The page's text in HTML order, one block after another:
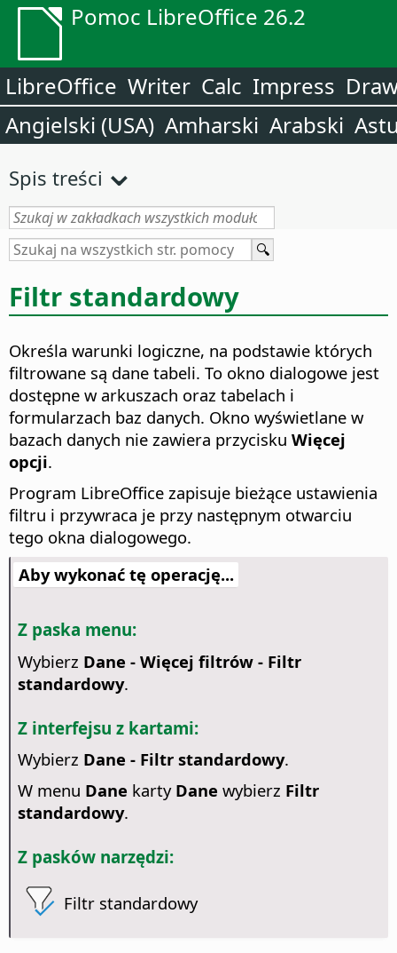
Pomoc LibreOffice 26.2
LibreOffice Writer Calc Impress
Angielski (USA) Amharski Arabski
Spis treści
Filtr standardowy
Określa warunki logiczne, na podstawie których
filtrowane są dane tabeli. To okno dialogowe jest
dostępne w arkuszach oraz tabelach i
formularzach baz danych. Okno wyświetlane w
bazach danych nie zawiera przycisku Więcej
opcji.
Program LibreOffice zapisuje bieżące ustawienia
filtru i przywraca je przy następnym otwarciu
tego okna dialogowego.
Aby wykonać tę operację...
Z paska menu:
Wybierz Dane - Więcej filtrów - Filtr
standardowy.
Z interfejsu z kartami:
Wybierz Dane - Filtr standardowy.
W menu Dane karty Dane wybierz Filtr
standardowy.
Z pasków narzędzi:
Filtr standardowy